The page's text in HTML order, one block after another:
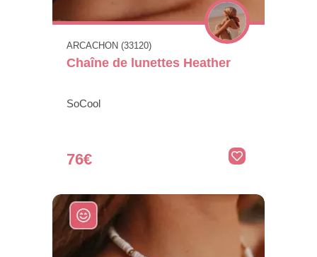
ARCACHON (33120)
Chaîne de lunettes Heather
SoCool
76€